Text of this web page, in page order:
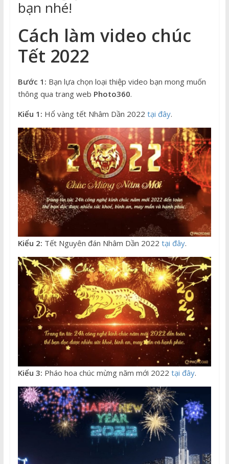
bạn nhé!
Cách làm video chúc
Tết 2022
Bước 1: Bạn lựa chọn loại thiệp video bạn mong muốn
thông qua trang web Photo360.
Kiểu 1: Hổ vàng tết Nhâm Dần 2022 tại đây.
Kiểu 2: Tết Nguyên đán Nhâm Dần 2022 tại đây.
Kiểu 3: Pháo hoa chúc mừng năm mới 2022 tại đây.